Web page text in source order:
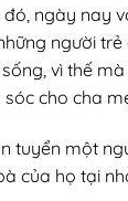
ngày nay
người
vì thế
cho cha
tuyển một
của họ tại